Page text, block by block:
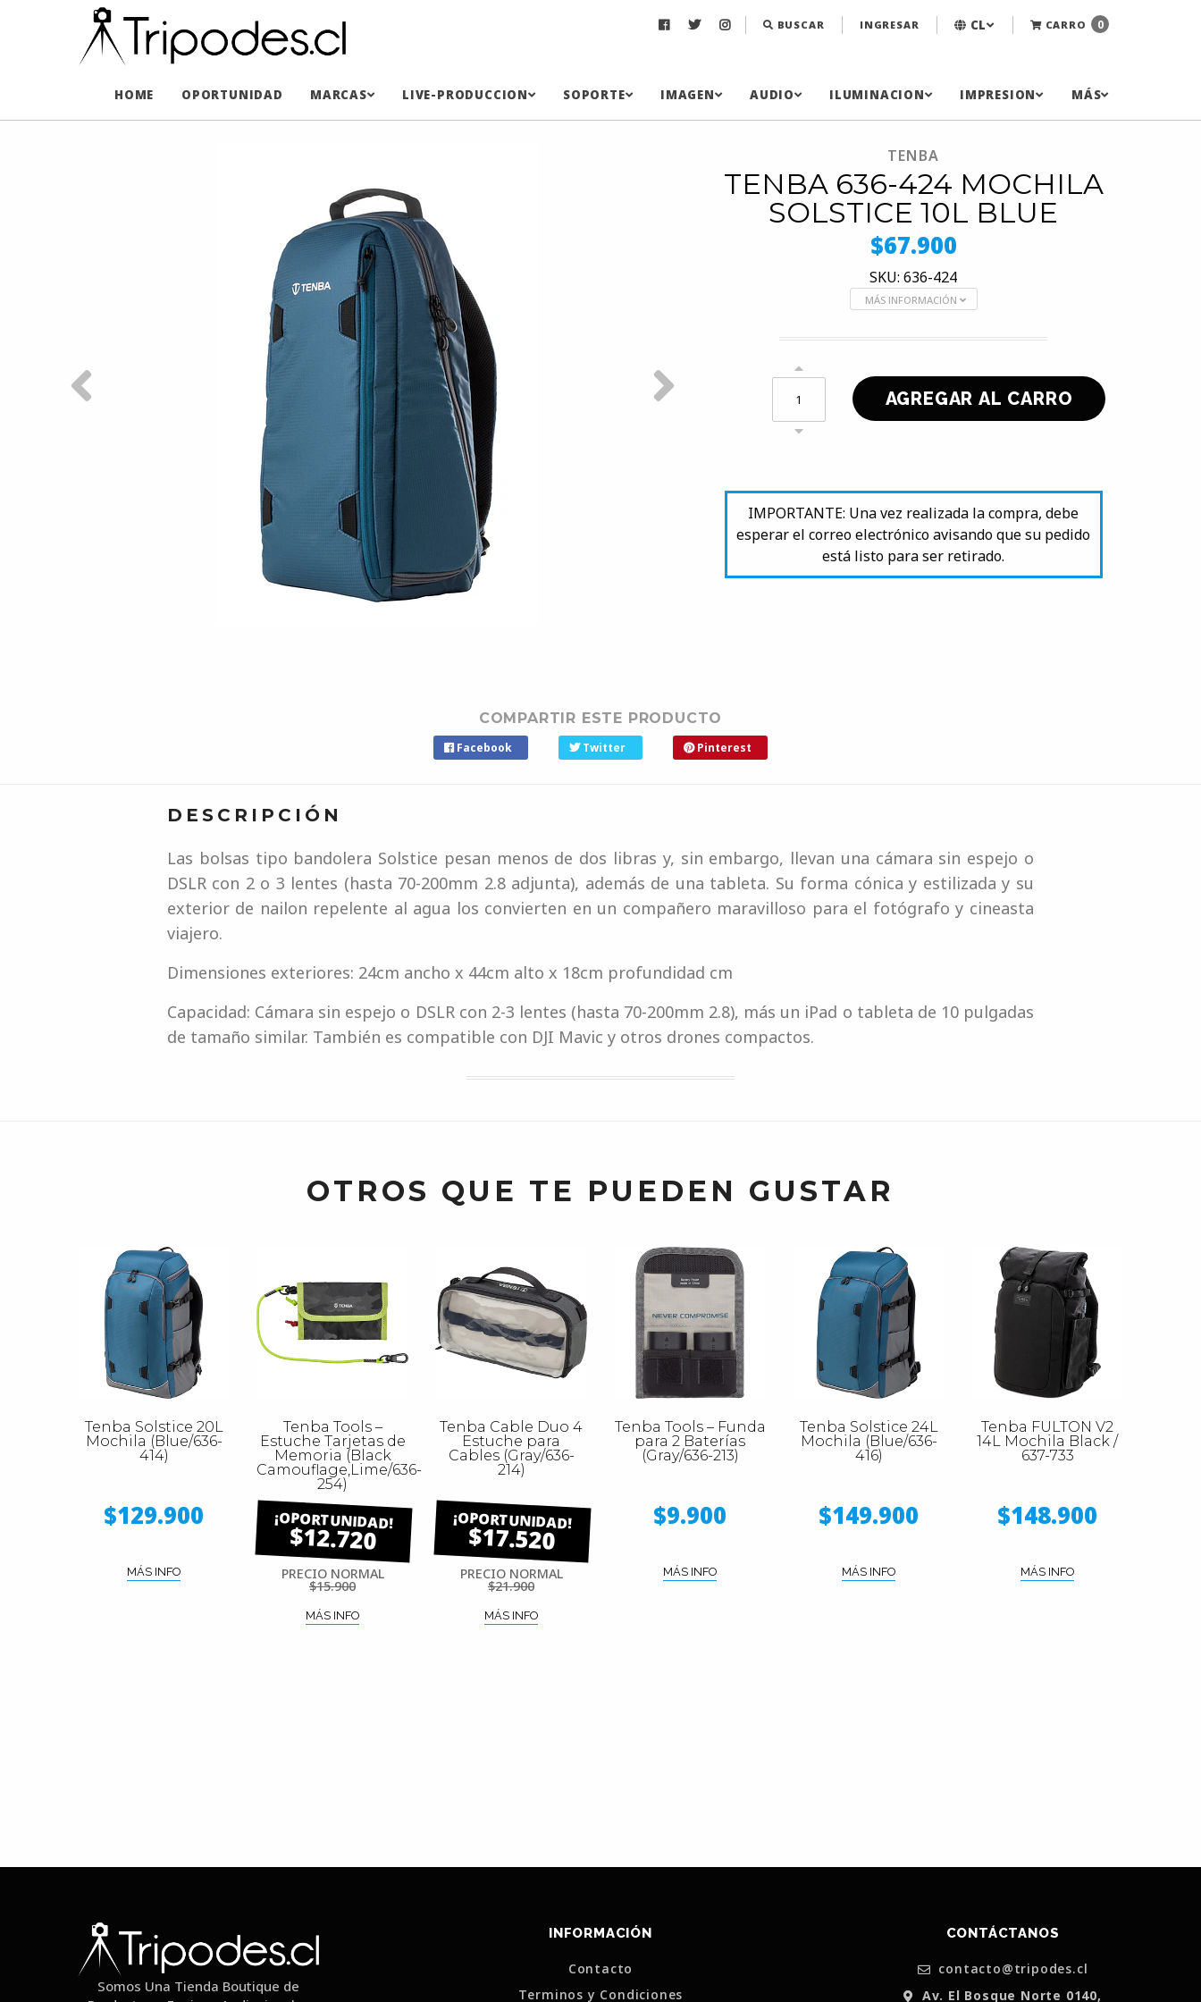
BUSCAR INGRESAR CL CARRO 0
HOME OPORTUNIDAD MARCAS LIVE-PRODUCCION SOPORTE IMAGEN AUDIO ILUMINACION IMPRESION MÁS
TENBA
TENBA 636-424 MOCHILA
SOLSTICE 10L BLUE
$67.900
SKU: 636-424
MÁS INFORMACIÓN
IMPORTANTE: Una vez realizada la compra, debe
esperar el correo electrónico avisando que su pedido
está listo para ser retirado.
COMPARTIR ESTE PRODUCTO
Facebook Twitter Pinterest
DESCRIPCIÓN
Las bolsas tipo bandolera Solstice pesan menos de dos libras y, sin embargo, llevan una cámara sin espejo o
DSLR con 2 o 3 lentes (hasta 70-200mm 2.8 adjunta), además de una tableta. Su forma cónica y estilizada y su
exterior de nailon repelente al agua los convierten en un compañero maravilloso para el fotógrafo y cineasta
viajero.
Dimensiones exteriores: 24cm ancho x 44cm alto x 18cm profundidad cm
Capacidad: Cámara sin espejo o DSLR con 2-3 lentes (hasta 70-200mm 2.8), más un iPad o tableta de 10 pulgadas
de tamaño similar. También es compatible con DJI Mavic y otros drones compactos.
OTROS QUE TE PUEDEN GUSTAR
Tenba Solstice 20L
Mochila (Blue/636-
414)
$129.900
MÁS INFO
Tenba Tools –
Estuche Tarjetas de
Memoria (Black
Camouflage,Lime/636-
254)
$12.720
PRECIO NORMAL
$15.900
MÁS INFO
Tenba Cable Duo 4
Estuche para
Cables (Gray/636-
214)
$17.520
PRECIO NORMAL
$21.900
MÁS INFO
Tenba Tools – Funda
para 2 Baterías
(Gray/636-213)
$9.900
MÁS INFO
Tenba Solstice 24L
Mochila (Blue/636-
416)
$149.900
MÁS INFO
Tenba FULTON V2
14L Mochila Black /
637-733
$148.900
MÁS INFO
Somos Una Tienda Boutique de
INFORMACIÓN
Contacto
Terminos y Condiciones
CONTÁCTANOS
contacto@tripodes.cl
Av. El Bosque Norte 0140,